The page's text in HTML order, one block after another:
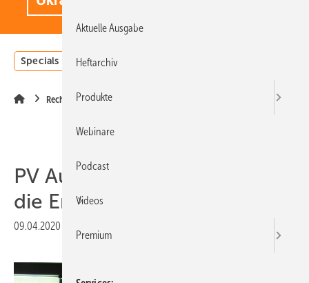
Specials Einstrahlungsatlas
Recht
PV Austria: Webinare zeigen
die Entwicklung in Österreich
09.04.2020
Aktuelle Ausgabe
Heftarchiv
Produkte
Webinare
Podcast
Videos
Premium